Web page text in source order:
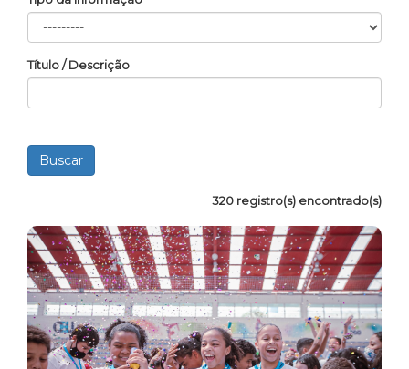
Título / Descrição
320 registro(s) encontrado(s)